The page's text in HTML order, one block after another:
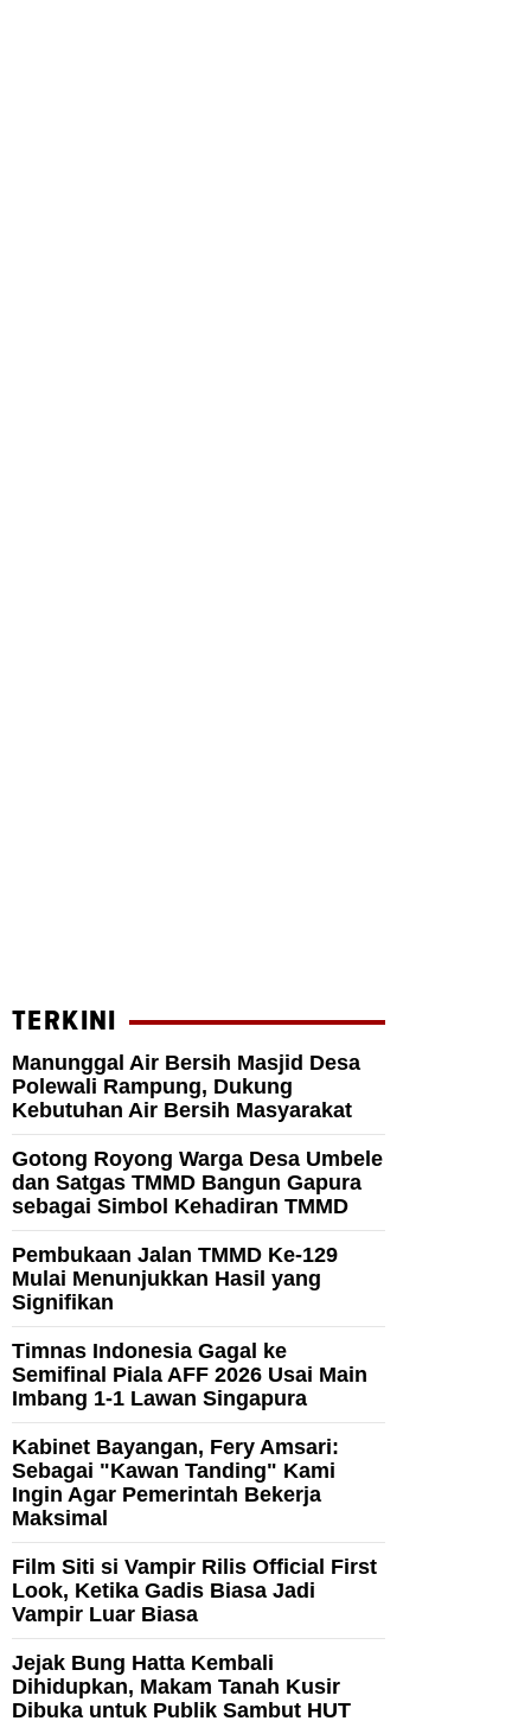
TERKINI
Manunggal Air Bersih Masjid Desa
Polewali Rampung, Dukung
Kebutuhan Air Bersih Masyarakat
Gotong Royong Warga Desa Umbele
dan Satgas TMMD Bangun Gapura
sebagai Simbol Kehadiran TMMD
Pembukaan Jalan TMMD Ke-129
Mulai Menunjukkan Hasil yang
Signifikan
Timnas Indonesia Gagal ke
Semifinal Piala AFF 2026 Usai Main
Imbang 1-1 Lawan Singapura
Kabinet Bayangan, Fery Amsari:
Sebagai "Kawan Tanding" Kami
Ingin Agar Pemerintah Bekerja
Maksimal
Film Siti si Vampir Rilis Official First
Look, Ketika Gadis Biasa Jadi
Vampir Luar Biasa
Jejak Bung Hatta Kembali
Dihidupkan, Makam Tanah Kusir
Dibuka untuk Publik Sambut HUT